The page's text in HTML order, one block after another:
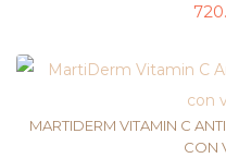
MARTIDERM VITAMIN C
CON